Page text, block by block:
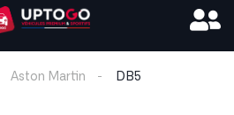
Aston Martin DB5